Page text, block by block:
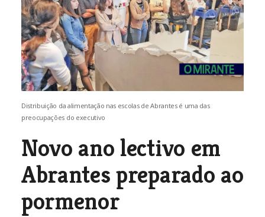
Distribuição da alimentação nas escolas de Abrantes é uma das
preocupações do executivo
Novo ano lectivo em
Abrantes preparado ao
pormenor